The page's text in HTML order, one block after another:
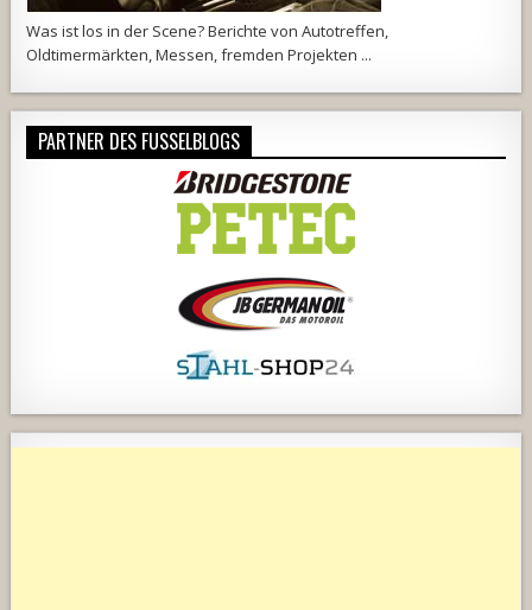
Was ist los in der Scene? Berichte von Autotreffen,
Oldtimermärkten, Messen, fremden Projekten ...
PARTNER DES FUSSELBLOGS